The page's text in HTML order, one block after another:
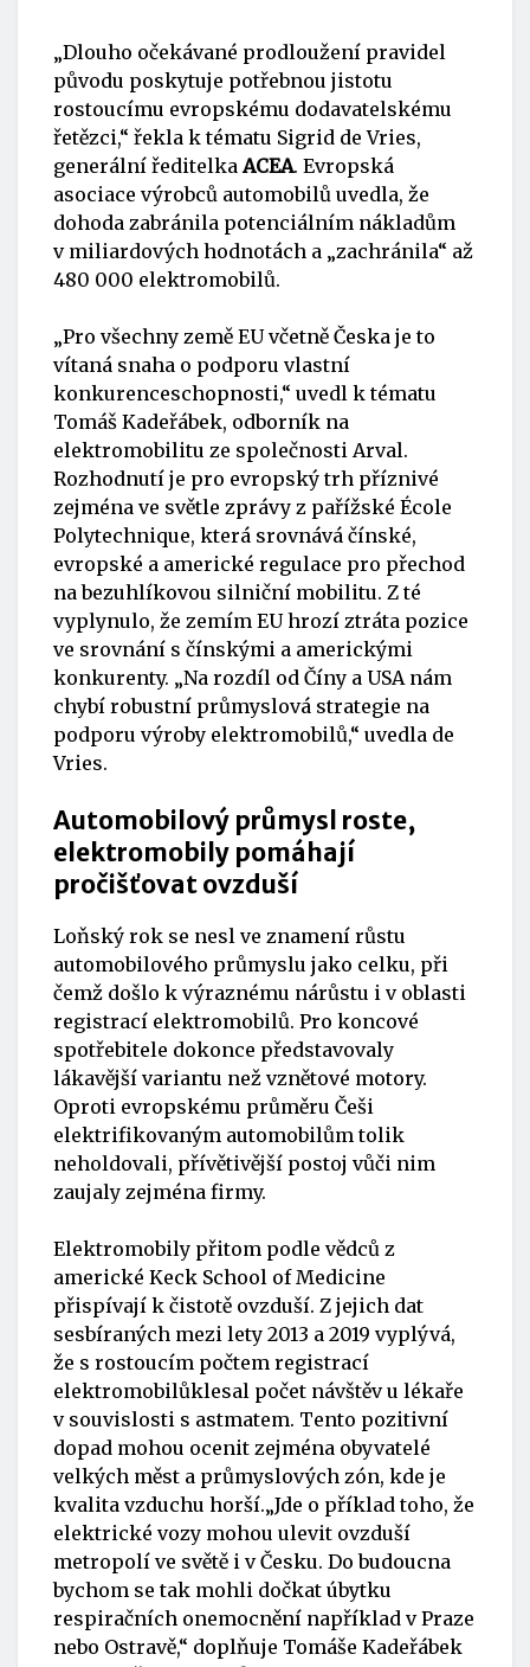
„Dlouho očekávané prodloužení pravidel
původu poskytuje potřebnou jistotu
rostoucímu evropskému dodavatelskému
řetězci,“ řekla k tématu Sigrid de Vries,
generální ředitelka ACEA. Evropská
asociace výrobců automobilů uvedla, že
dohoda zabránila potenciálním nákladům
v miliardových hodnotách a „zachránila“ až
480 000 elektromobilů.
„Pro všechny země EU včetně Česka je to
vítaná snaha o podporu vlastní
konkurenceschopnosti,“ uvedl k tématu
Tomáš Kadeřábek, odborník na
elektromobilitu ze společnosti Arval.
Rozhodnutí je pro evropský trh příznivé
zejména ve světle zprávy z pařížské École
Polytechnique, která srovnává čínské,
evropské a americké regulace pro přechod
na bezuhlíkovou silniční mobilitu. Z té
vyplynulo, že zemím EU hrozí ztráta pozice
ve srovnání s čínskými a americkými
konkurenty. „Na rozdíl od Číny a USA nám
chybí robustní průmyslová strategie na
podporu výroby elektromobilů,“ uvedla de
Vries.
Automobilový průmysl roste,
elektromobily pomáhají
pročišťovat ovzduší
Loňský rok se nesl ve znamení růstu
automobilového průmyslu jako celku, při
čemž došlo k výraznému nárůstu i v oblasti
registrací elektromobilů. Pro koncové
spotřebitele dokonce představovaly
lákavější variantu než vznětové motory.
Oproti evropskému průměru Češi
elektrifikovaným automobilům tolik
neholdovali, přívětivější postoj vůči nim
zaujaly zejména firmy.
Elektromobily přitom podle vědců z
americké Keck School of Medicine
přispívají k čistotě ovzduší. Z jejich dat
sesbíraných mezi lety 2013 a 2019 vyplývá,
že s rostoucím počtem registrací
elektromobilůklesal počet návštěv u lékaře
v souvislosti s astmatem. Tento pozitivní
dopad mohou ocenit zejména obyvatelé
velkých měst a průmyslových zón, kde je
kvalita vzduchu horší.„Jde o příklad toho, že
elektrické vozy mohou ulevit ovzduší
metropolí ve světě i v Česku. Do budoucna
bychom se tak mohli dočkat úbytku
respiračních onemocnění například v Praze
nebo Ostravě,“ doplňuje Tomáše Kadeřábek